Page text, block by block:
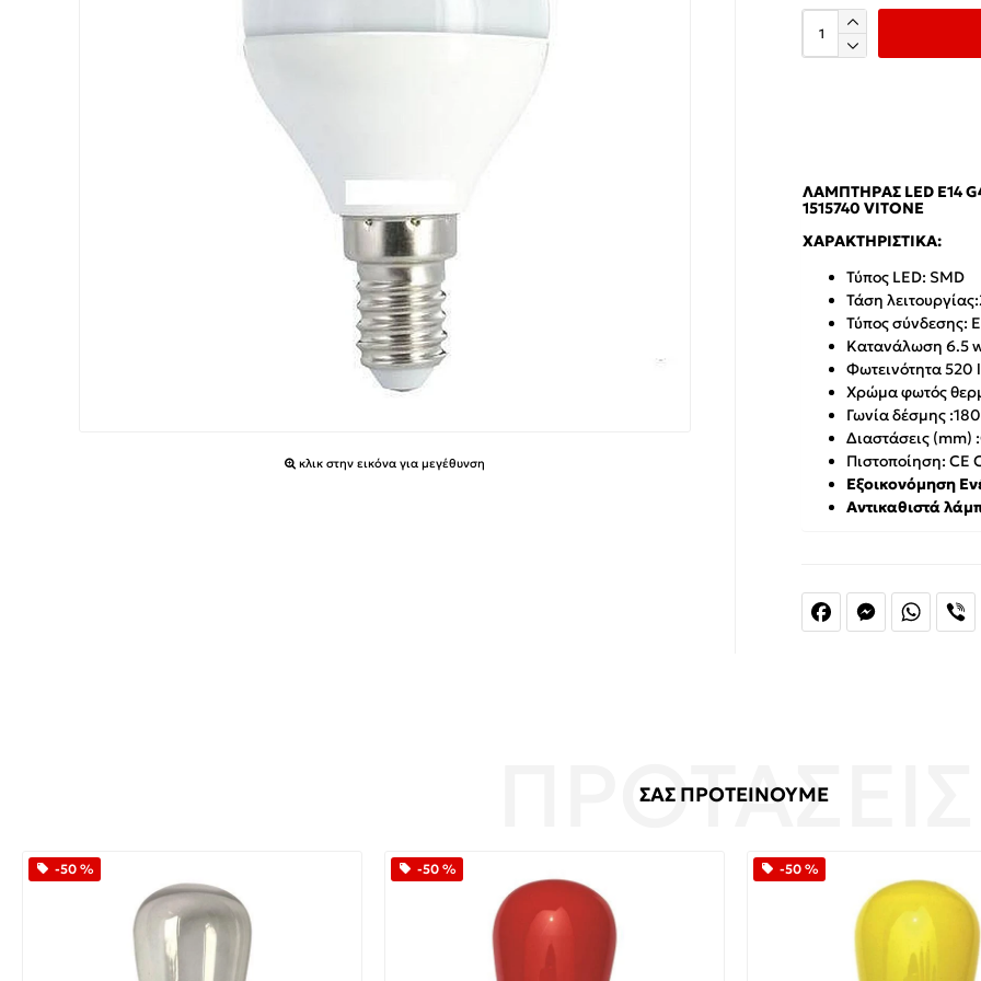
κλικ στην εικόνα για μεγέθυνση
FacebookMessenger
ΛΑΜΠΤΉΡΑΣ LED E14
1515740 VITONE
ΧΑΡΑΚΤΗΡΙΣΤΙΚΆ:
Τύπος LED: SMD
Τάση
Τύπος σύνδεσης:
Κατανάλωση 6.5
Φωτεινότητα 520
Χρώμα φωτός
Γωνία δέσμης
Διαστάσεις (mm)
Πιστοποίηση: CE
Εξοικονόμηση
Αντικαθιστά
ΣΑΣ ΠΡΟΤΕΙΝΟΥΜΕ
-50 % -50 % -50 %